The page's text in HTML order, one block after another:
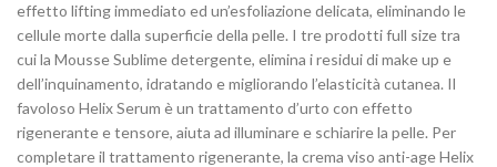
effetto lifting immediato ed un’esfoliazione delicata, eliminando le
cellule morte dalla superficie della pelle. I tre prodotti full size tra
cui la Mousse Sublime detergente, elimina i residui di make up e
dell’inquinamento, idratando e migliorando l’elasticità cutanea. Il
favoloso Helix Serum è un trattamento d’urto con effetto
rigenerante e tensore, aiuta ad illuminare e schiarire la pelle. Per
completare il trattamento rigenerante, la crema viso anti-age Helix